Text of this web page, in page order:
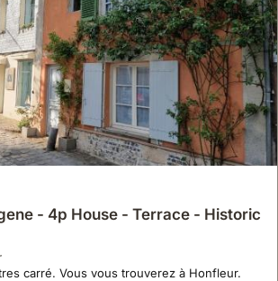
- 4p House - Terrace - Historic
carré. Vous vous trouverez à Honfleur.